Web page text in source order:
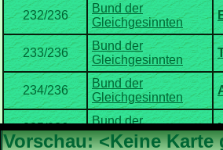
Bund der
Bund der
Bund der
Bund der